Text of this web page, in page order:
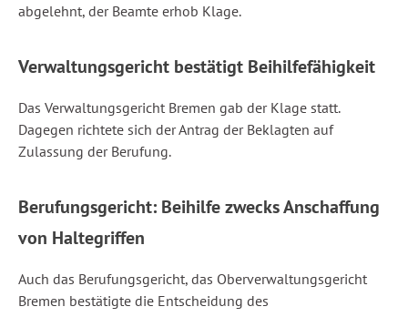
abgelehnt, der Beamte erhob Klage.
Verwaltungsgericht bestätigt Beihilfefähigkeit
Das Verwaltungsgericht Bremen gab der Klage statt.
Dagegen richtete sich der Antrag der Beklagten auf
Zulassung der Berufung.
Berufungsgericht: Beihilfe zwecks Anschaffung
von Haltegriffen
Auch das Berufungsgericht, das Oberverwaltungsgericht
Bremen bestätigte die Entscheidung des